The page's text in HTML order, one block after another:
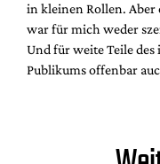
in kleinen Rollen.
war für mich weder
Und für weite Teile
Publikums offenbar